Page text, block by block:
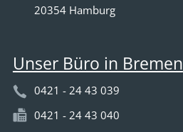
20354 Hamburg
Unser Büro in Bremen
0421 - 24 43 039
0421 - 24 43 040